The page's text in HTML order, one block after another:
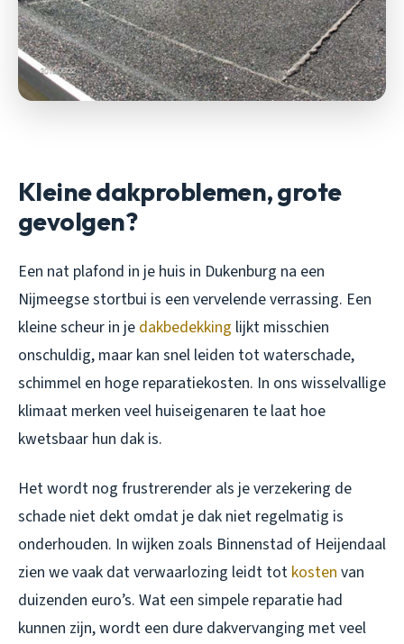
Kleine dakproblemen, grote
gevolgen?
Een nat plafond in je huis in Dukenburg na een
Nijmeegse stortbui is een vervelende verrassing. Een
kleine scheur in je dakbedekking lijkt misschien
onschuldig, maar kan snel leiden tot waterschade,
schimmel en hoge reparatiekosten. In ons wisselvallige
klimaat merken veel huiseigenaren te laat hoe
kwetsbaar hun dak is.
Het wordt nog frustrerender als je verzekering de
schade niet dekt omdat je dak niet regelmatig is
onderhouden. In wijken zoals Binnenstad of Heijendaal
zien we vaak dat verwaarlozing leidt tot kosten van
duizenden euro’s. Wat een simpele reparatie had
kunnen zijn, wordt een dure dakvervanging met veel